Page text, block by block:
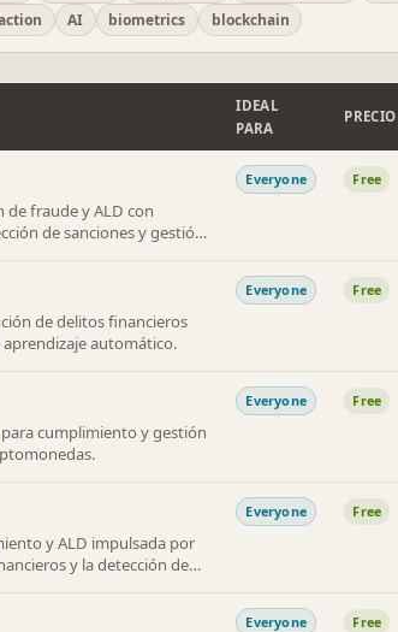
AI biometrics blockchain
IDEAL
PARA
PRECIO
fraude y ALD con
de sanciones y gestión
Everyone Free
de delitos financieros
automático.
Everyone Free
cumplimiento y gestión
Everyone Free
y ALD impulsada por
y la detección de
Everyone Free
Everyone Free